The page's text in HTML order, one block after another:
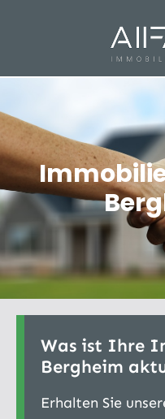
Was ist Ihre
Bergheim
Erhalten Sie